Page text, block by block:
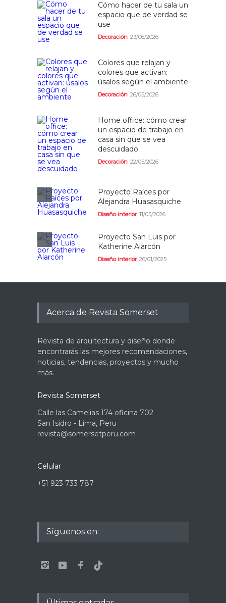
Cómo hacer de tu sala un
espacio que de verdad se
use
Decoración 23/06/2026
Colores que relajan y
colores que activan:
úsalos según el ambiente
Decoración 26/05/2026
Home office: cómo crear
un espacio de trabajo en
casa sin que se vea
descuidado
Decoración 22/05/2026
Proyecto Raíces por
Alejandra Huasasquiche
Diseño interior 11/05/2026
Proyecto San Luis por
Katherine Alarcón
Diseño interior 26/01/2025
Acerca de Revista Somerset
Revista de arquitectura y diseño donde
encontrarás las mejores recomendaciones,
noticias, tendencias, proyectos y mucho
más.
Revista Somerset
Calle las Camelias 174 oficina 702
San Isidro - Lima, Peru
revista@somersetperu.com
Celular
+51 923 733 787
Síguenos en: